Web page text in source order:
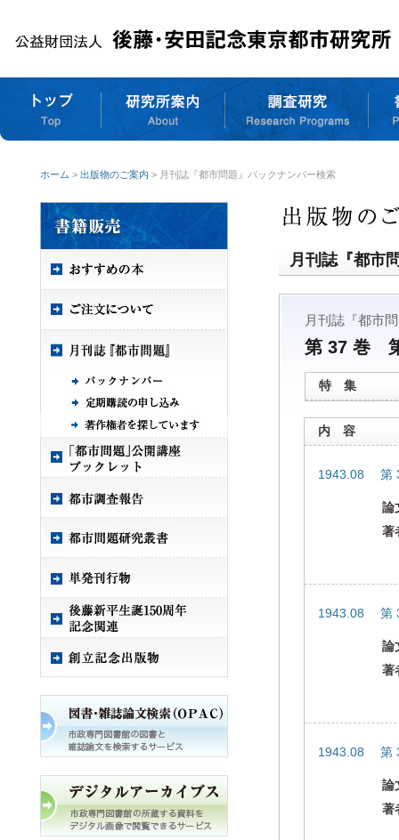
ホーム > 出版物のご案内 > 月刊誌『都市問題』バックナンバー検索
月刊誌『都市
月刊誌『都市
第 37 巻
特 集
内 容
1943.08 第
論
著
1943.08 第
論
著
1943.08 第
論
著